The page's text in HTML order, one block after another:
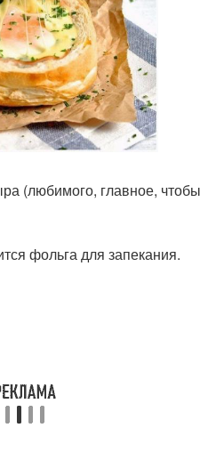
(любимого, главное, чтобы
фольга для запекания.